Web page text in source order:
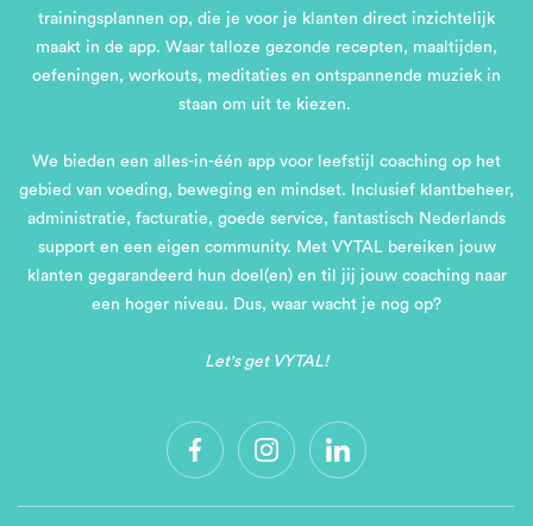
trainingsplannen op, die je voor je klanten direct inzichtelijk
maakt in de app. Waar talloze gezonde recepten, maaltijden,
oefeningen, workouts, meditaties en ontspannende muziek in
staan om uit te kiezen.
We bieden een alles-in-één app voor leefstijl coaching op het
gebied van voeding, beweging en mindset. Inclusief klantbeheer,
administratie, facturatie, goede service, fantastisch Nederlands
support en een eigen community. Met VYTAL bereiken jouw
klanten gegarandeerd hun doel(en) en til jij jouw coaching naar
een hoger niveau. Dus, waar wacht je nog op?
Let's get VYTAL!